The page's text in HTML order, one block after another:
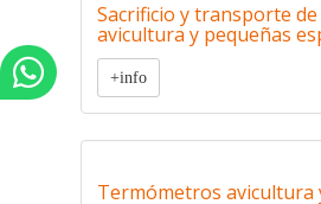
Sacrificio y transporte de
avicultura y pequeñas
+info
Termómetros avicultura